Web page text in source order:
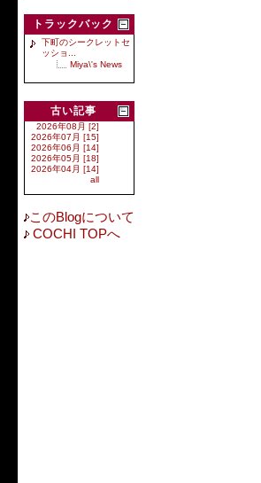
トラックバック
下町のシークレットセ
ッショ...
Miya\'s News
古い記事
2026年08月 [2]
2026年07月 [15]
2026年06月 [14]
2026年05月 [18]
2026年04月 [14]
all
このBlogについて
COCHI TOPへ